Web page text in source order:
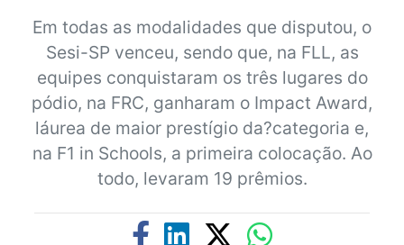
Em todas as modalidades que disputou, o
Sesi-SP venceu, sendo que, na FLL, as
equipes conquistaram os três lugares do
pódio, na FRC, ganharam o Impact Award,
láurea de maior prestígio da?categoria e,
na F1 in Schools, a primeira colocação. Ao
todo, levaram 19 prêmios.